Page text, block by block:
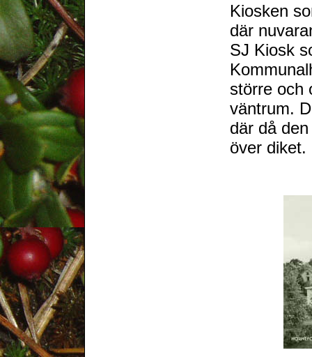
Kiosken
där
SJ Kiosk
större och
väntrum.
där då
över diket.